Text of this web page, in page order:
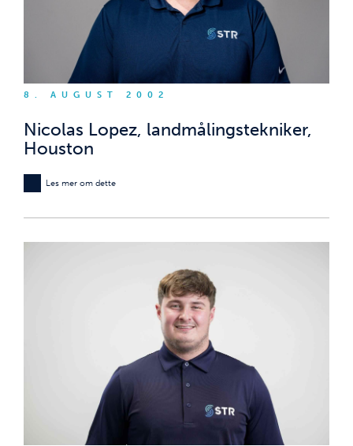
8. AUGUST 2002
Nicolas Lopez, landmålingstekniker,
Houston
Les mer om dette